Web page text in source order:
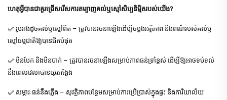
ហេតុអ្វីបានជាគួរជ្រើសរើសការតម្បាញគល់ឬស្មៅសិប្បនិម្មិតរបស់យើង?
✅ រូបរាងដូចគល់ឬស្មៅពិត – ត្រូវបានរចនាឡើងដើម្បីចម្លងអត្ថិភាព និងពណ៌របស់គល់ឬ
ស្មៅធម្មជាតិឱ្យបានជិតបំផុត
✅ មិនបែក និងមិនបាក់ – ត្រូវបានរចនាឡើងសម្រាប់ភាពធន់ទ្រាំខ្ពស់ ដើម្បីឱ្យអាចទប់ទល់
នឹងពេលវេលាបានយូរអង្វែង
✅ សម្ភារៈធន់នឹងភ្លើង – សុវត្ថិភាពបន្ថែមសម្រាប់ការប្រើប្រាស់ក្នុងផ្ទះ និងការិយាល័យ